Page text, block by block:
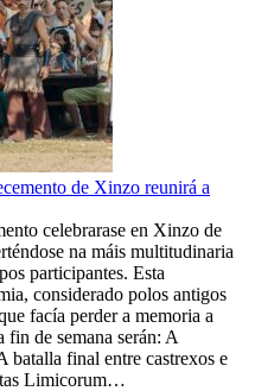
de Xinzo reunirá a
celebrarase en Xinzo de
na máis multitudinaria
participantes. Esta
considerado polos antigos
facía perder a memoria a
fin de semana serán: A
batalla final entre castrexos e
Limicorum…